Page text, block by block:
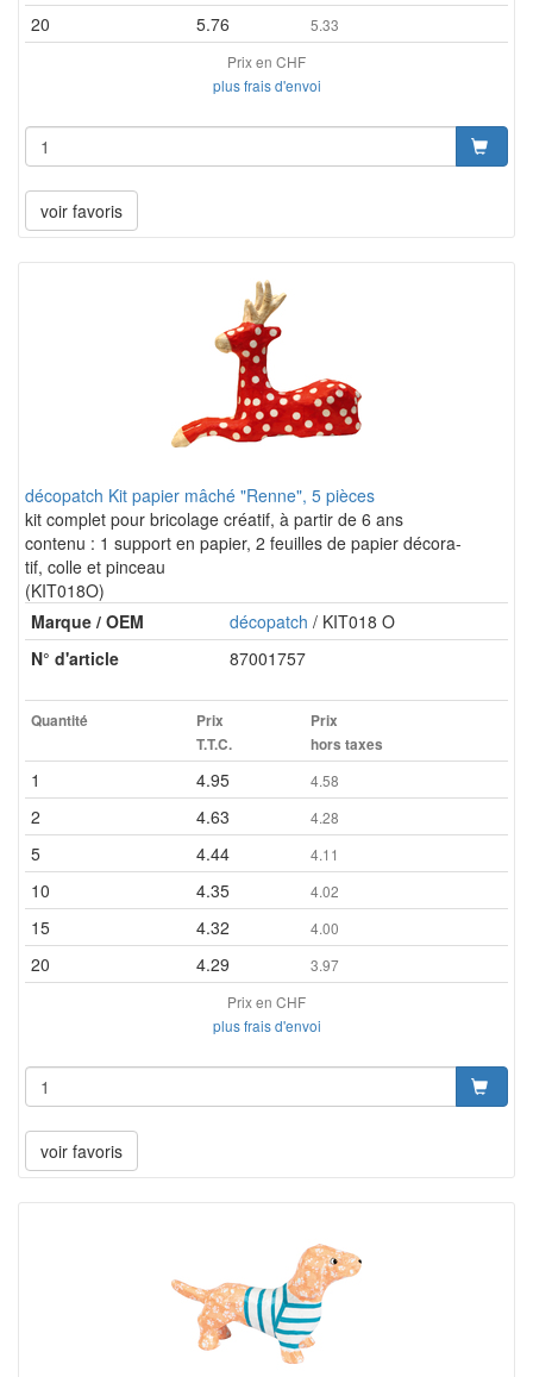
20 5.76
5.33
Prix en CHF
plus frais d'envoi
voir favoris
décopatch Kit papier mâché "Renne", 5 pièces
kit complet pour bricolage créatif, à partir de 6 ans
contenu : 1 support en papier, 2 feuilles de papier décora-
tif, colle et pinceau
(KIT018O)
Marque / OEM
décopatch / KIT018 O
N° d'article
87001757
Quantité
Prix
T.T.C.
Prix
hors taxes
1 4.95 4.58
2 4.63 4.28
5 4.44 4.11
10 4.35 4.02
15 4.32 4.00
20 4.29
3.97
Prix en CHF
plus frais d'envoi
voir favoris